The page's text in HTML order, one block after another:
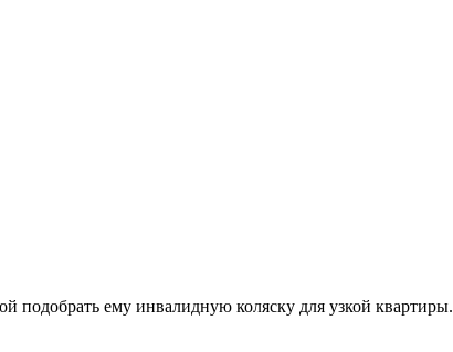
подобрать ему инвалидную коляску для узкой квартиры.